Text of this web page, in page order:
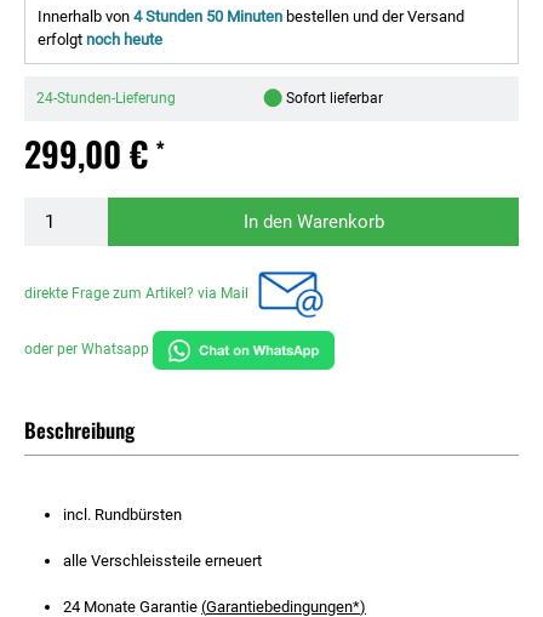
Innerhalb von 4 Stunden 50 Minuten bestellen und der Versand
erfolgt noch heute
24-Stunden-Lieferung ● Sofort lieferbar
299,00 € *
In den Warenkorb
direkte Frage zum Artikel? via Mail
oder per Whatsapp
Beschreibung
incl. Rundbürsten
alle Verschleissteile erneuert
24 Monate Garantie (Garantiebedingungen*)